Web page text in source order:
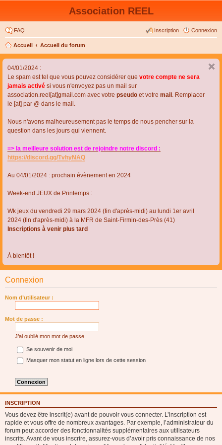
Association REEL
FAQ Connexion
Inscription
Accueil Accueil du forum
04/01/2024 :
Le spam est tel que vous pouvez considérer que votre compte ne sera
jamais activé si vous n'envoyez pas un mail sur
association.reel[at]gmail.com avec votre pseudo et votre mail . Remplacer
le [at] par @ dans le mail.
Nous n'avons malheureusement pas le temps de nous pencher sur la
question dans les jours qui viennent.
=> la meilleure solution est de rejoindre notre discord :
https://discord.gg/TvhyNAQ
Au 04/01/2024 : prochain évènement en 2024
Week-end JEUX de Printemps :
Wk jeux du vendredi 29 mars 2024 (fin d'après-midi) au lundi 1er avril
2024 (fin d'après-midi) à la MFR de Saint-Firmin-des-Près (41)
Inscriptions à venir plus tard
À bientôt !
Connexion
Nom d’utilisateur :
Mot de passe :
J’ai oublié mon mot de passe
Se souvenir de moi
Masquer mon statut en ligne lors de cette session
INSCRIPTION
Vous devez être inscrit(e) avant de pouvoir vous connecter. L’inscription est
rapide et vous offre de nombreux avantages. Par exemple, l’administrateur du
forum peut accorder des fonctionnalités supplémentaires aux utilisateurs
inscrits. Avant de vous inscrire, assurez-vous d’avoir pris connaissance de nos